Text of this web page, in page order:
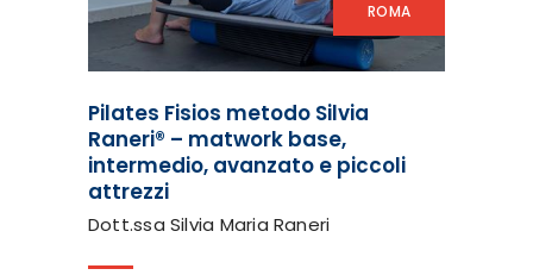
ROMA
Pilates Fisios metodo Silvia
Raneri® – matwork base,
intermedio, avanzato e piccoli
attrezzi
Dott.ssa Silvia Maria Raneri